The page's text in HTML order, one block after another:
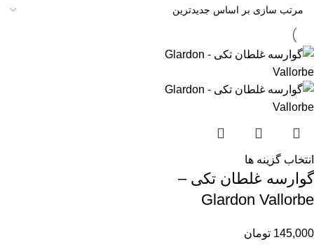
انتخاب گزینه ها
گوارسه غلطان تکی –
Glardon Vallorbe
145,000 تومان